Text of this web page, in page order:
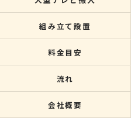
組み立て設置
料金目安
流れ
会社概要